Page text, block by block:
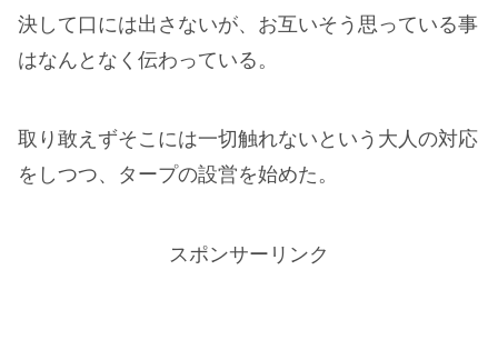
決して口には出さないが、お互いそう思っている事
はなんとなく伝わっている。
取り敢えずそこには一切触れないという大人の対応
をしつつ、タープの設営を始めた。
スポンサーリンク